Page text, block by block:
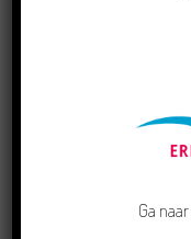
Ga naar